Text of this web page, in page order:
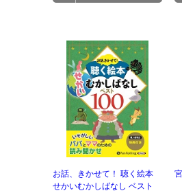
お話、きかせて！ 聴く絵本
せかいむかしばなし ベスト